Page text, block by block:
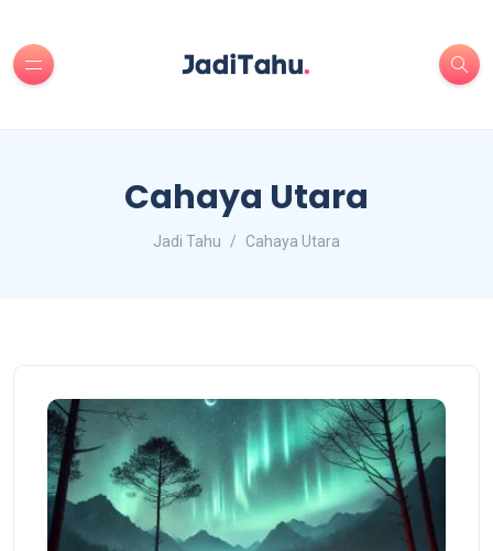
Cahaya Utara
Jadi Tahu Cahaya Utara